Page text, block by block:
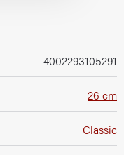
4002293105291
26 cm
Classic